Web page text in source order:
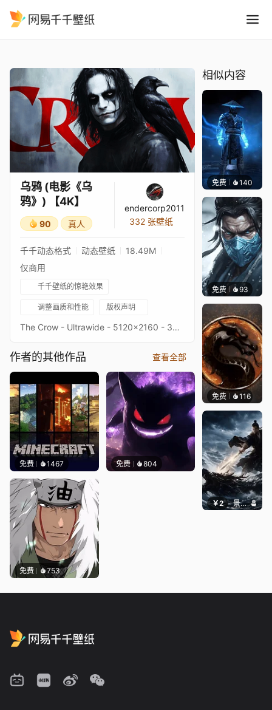
乌鸦 (电影《乌
鸦》) 【4K】
90 真人
endercorp2011
332 张壁纸
千千动态格式 动态壁纸
18.49M
仅商用
千千壁纸的惊艳效果
调整画质和性能 版权声明
The Crow - Ultrawide - 5120x2160 - 3440x1440Original picture from deviantartImage quality is a priority, high-end setup recommendedKeywords : Sci-Fi, Dark, Superhero, 2160p, 4K, HD
作者的其他作品 查看全部
免费 1467 免费 804
免费 753
相似内容
免费 140
免费 93 Niara
免费 116
￥2 景毅6688